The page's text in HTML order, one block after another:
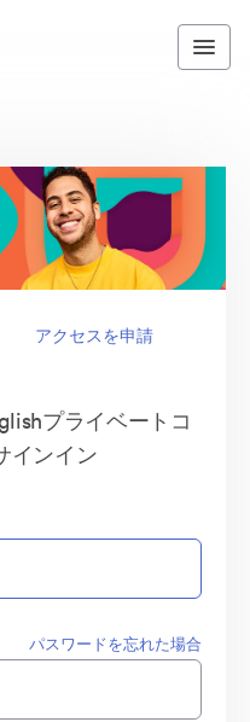
アクセスを申請
プライベートコ
インイン
パスワードを忘れた場合